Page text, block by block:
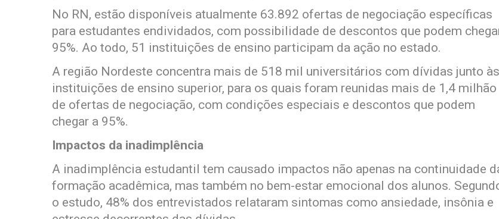
No RN, estão disponíveis atualmente 63.892 ofertas de negociação específicas
para estudantes endividados, com possibilidade de descontos que podem
95%. Ao todo, 51 instituições de ensino participam da ação no estado.
A região Nordeste concentra mais de 518 mil universitários com dívidas junto às
instituições de ensino superior, para os quais foram reunidas mais de 1,4 milhão
de ofertas de negociação, com condições especiais e descontos que podem
chegar a 95%.
Impactos da inadimplência
A inadimplência estudantil tem causado impactos não apenas na continuidade
formação acadêmica, mas também no bem-estar emocional dos alunos.
o estudo, 48% dos entrevistados relataram sintomas como ansiedade, insônia e